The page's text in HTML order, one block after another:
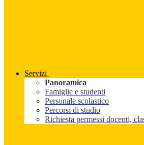
Servizi
Panoramica
Famiglie e studenti
Personale scolastico
Percorsi di studio
Richiesta permessi docenti,